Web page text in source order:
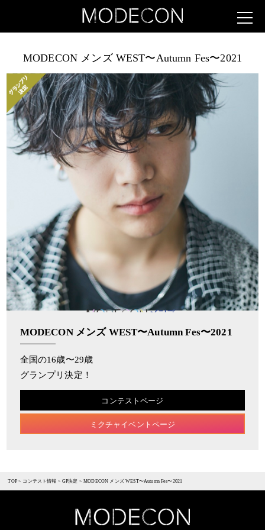
MODECON メンズ WEST〜Autumn Fes〜2021
MODECON メンズ WEST〜Autumn Fes〜2021
全国の16歳〜29歳
グランプリ決定！
コンテストページ
ミクチャイベントページ
TOP> コンテスト情報 >GP決定 >MODECON メンズ WEST〜Autumn Fes〜2021